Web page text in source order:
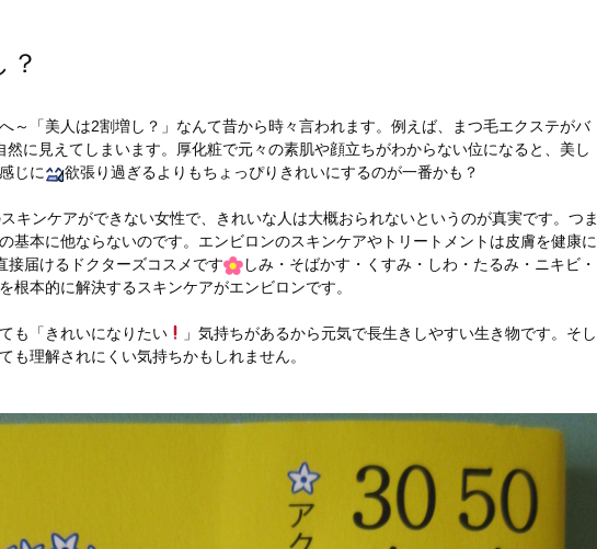
～「美人は2割増し？」なんて昔から時々言われます。例えば、まつ毛エクステがバ
然に見えてしまいます。厚化粧で元々の素肌や顔立ちがわからない位になると、美し
じに
欲張り過ぎるよりもちょっぴりきれいにするのが一番かも？
キンケアができない女性で、きれいな人は大概おられないというのが真実です。つま
基本に他ならないのです。エンビロンのスキンケアやトリートメントは皮膚を健康に
接届けるドクターズコスメです
しみ・そばかす・くすみ・しわ・たるみ・ニキビ・
根本的に解決するスキンケアがエンビロンです。
も「きれいになりたい
」気持ちがあるから元気で長生きしやすい生き物です。そし
も理解されにくい気持ちかもしれません。